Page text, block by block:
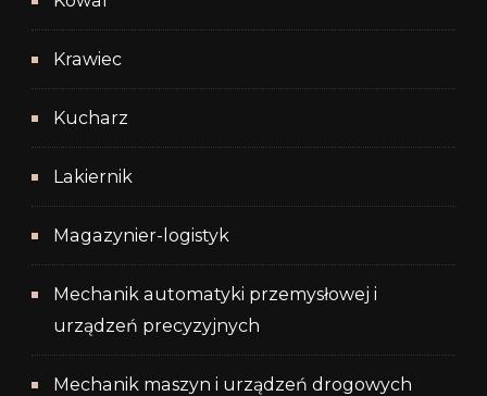
Krawiec
Kucharz
Lakiernik
Magazynier-logistyk
Mechanik automatyki przemysłowej i
urządzeń precyzyjnych
Mechanik maszyn i urządzeń drogowych